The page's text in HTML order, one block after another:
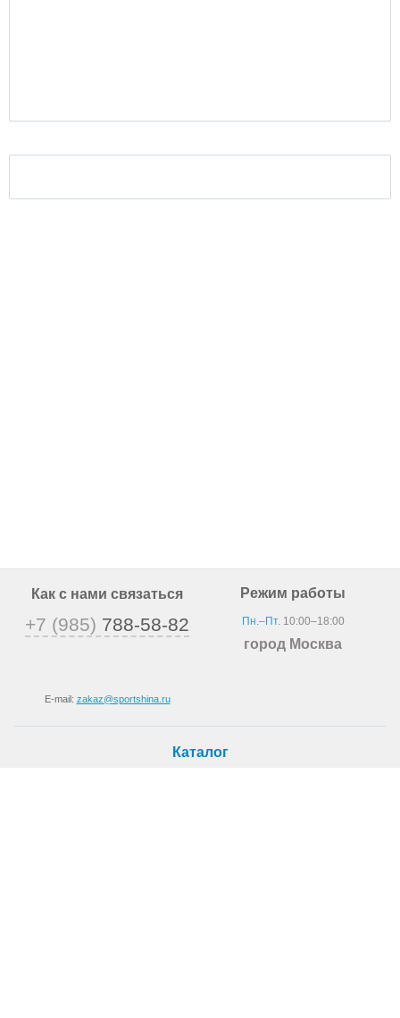
Как с нами связаться
+7 (985) 788-58-82
E-mail: zakaz@sportshina.ru
Режим работы
Пн.–Пт.10:00–18:00
город Москва
Каталог